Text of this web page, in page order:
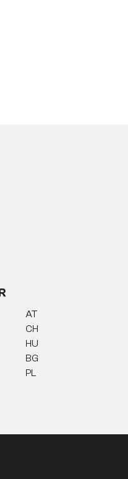
AT
CH
HU
BG
PL